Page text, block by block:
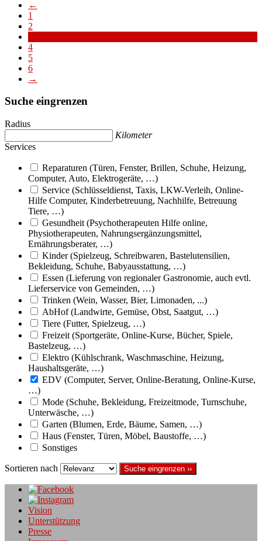
←
1
2
4
5
6
→
Suche eingrenzen
Radius
Kilometer
Services
Reparaturen (Türen, Fenster, Brillen, Schuhe, Heizung,
Computer, Auto, Elektrogeräte, …)
Service (Schlüsseldienst, Taxis, LKW-Verleih, Online-
Hilfe Computer, Kinderbetreuung, Nachhilfe, Betreuung
Tiere, …)
Gesundheit (Psychotherapeuten Hilfe online,
Physiotherapeuten, Nahrungsergänzungsmittel,
Ernährungsberater, …)
Kinder (Spielzeug, Schreibwaren, Bastelutensilien,
Bekleidung, Schuhe, Babyausstattung, …)
Essen (Lieferung von regionaler Gastronomie, auch evtl.
Lieferservice von Gemeinden, …)
Trinken (Wein, Wasser, Bier, Limonaden, ...)
AbHof (Landwirte, Gemüse, Obst, Saatgut, …)
Tiere (Futter, Spielzeug, …)
Freizeit (Sportgeräte, Online-Kurse, Bücher, Spiele,
Bastelzeug, …)
Elektro (Kühlschrank, Waschmaschine, Heizung,
Haushaltsgeräte, …)
EDV (Computer, Server, Online-Beratung, Online-Kurse,
…)
Mode (Schuhe, Bekleidung, Freizeitmode, Turnschuhe,
Unterwäsche, …)
Garten (Blumen, Erde, Bäume, Samen, …)
Haus (Fenster, Türen, Möbel, Baustoffe, …)
Sonstiges
Sortieren nach Suche eingrenzen ››
Vision
Unterstützung
Presse